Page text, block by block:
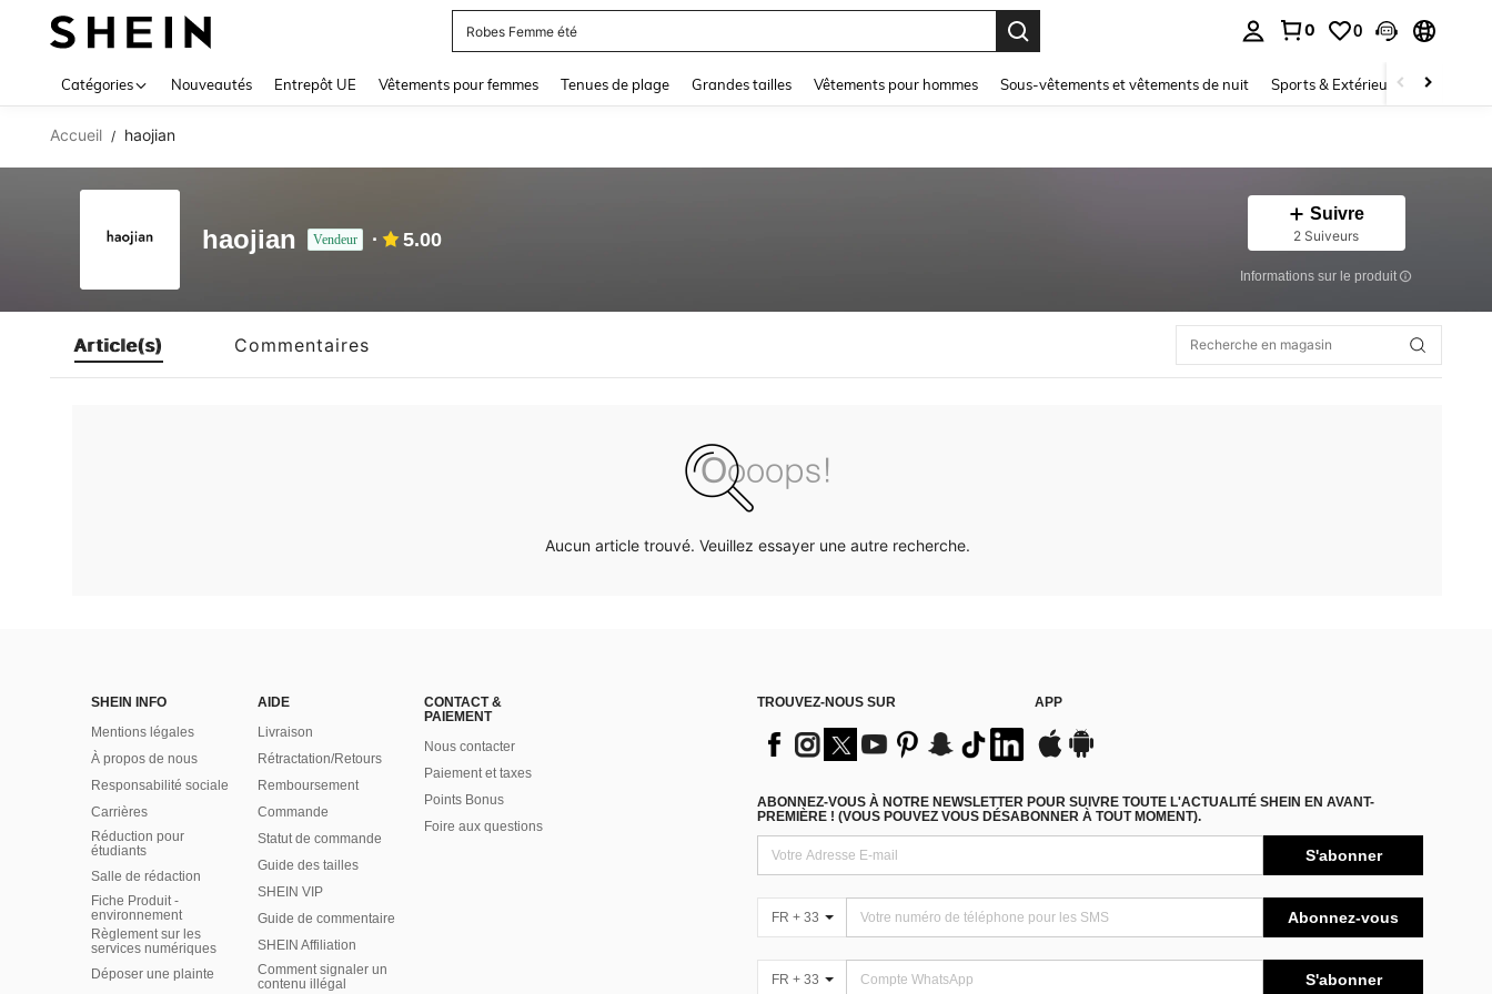
Robes Femme été
0 0
Catégories Nouveautés Entrepôt UE Vêtements pour femmes Tenues de plage Grandes tailles Vêtements pour hommes Sous-vêtements et vêtements de nuit Sports & Extérieur Enfants
Accueil / haojian
haojian Vendeur 5.00
Suivre
2 Suiveurs
Informations sur le produit
Article(s) Commentaires
Aucun article trouvé. Veuillez essayer une autre recherche.
SHEIN INFO
Mentions légales
À propos de nous
Responsabilité sociale
Carrières
Réduction pour
étudiants
Salle de rédaction
Fiche Produit -
environnement
Règlement sur les
services numériques
Déposer une plainte
AIDE
Livraison
Rétractation/Retours
Remboursement
Commande
Statut de commande
Guide des tailles
SHEIN VIP
Guide de commentaire
SHEIN Affiliation
Comment signaler un
contenu illégal
CONTACT &
PAIEMENT
Nous contacter
Paiement et taxes
Points Bonus
Foire aux questions
TROUVEZ-NOUS SUR APP
ABONNEZ-VOUS À NOTRE NEWSLETTER POUR SUIVRE TOUTE L'ACTUALITÉ SHEIN EN AVANT-
PREMIÈRE ! (VOUS POUVEZ VOUS DÉSABONNER À TOUT MOMENT).
S'abonner
FR + 33 Abonnez-vous
FR + 33 S'abonner